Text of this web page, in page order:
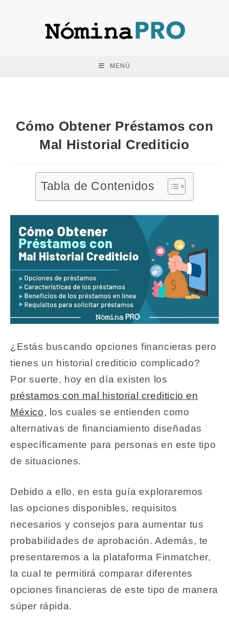
MENÚ
Cómo Obtener Préstamos con
Mal Historial Crediticio
Tabla de Contenidos
¿Estás buscando opciones financieras pero
tienes un historial crediticio complicado?
Por suerte, hoy en día existen los
préstamos con mal historial crediticio en
México, los cuales se entienden como
alternativas de financiamiento diseñadas
específicamente para personas en este tipo
de situaciones.
Debido a ello, en esta guía exploraremos
las opciones disponibles, requisitos
necesarios y consejos para aumentar tus
probabilidades de aprobación. Además, te
presentaremos a la plataforma Finmatcher,
la cual te permitirá comparar diferentes
opciones financieras de este tipo de manera
súper rápida.